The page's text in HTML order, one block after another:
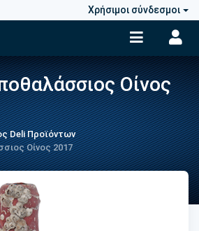
Χρήσιμοι σύνδεσμοι
Οίνος
Deli Προϊόντων
Οίνος 2017